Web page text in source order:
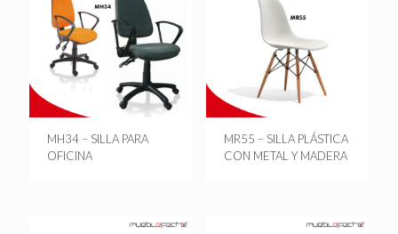
MH34 – SILLA PARA
OFICINA
MR55 – SILLA PLÁSTICA
CON METAL Y MADERA